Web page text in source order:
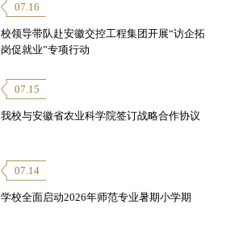
07.16
校领导带队赴安徽交控工程集团开展“访企拓
岗促就业”专项行动
07.15
我校与安徽省农业科学院签订战略合作协议
07.14
学校全面启动2026年师范专业暑期小学期